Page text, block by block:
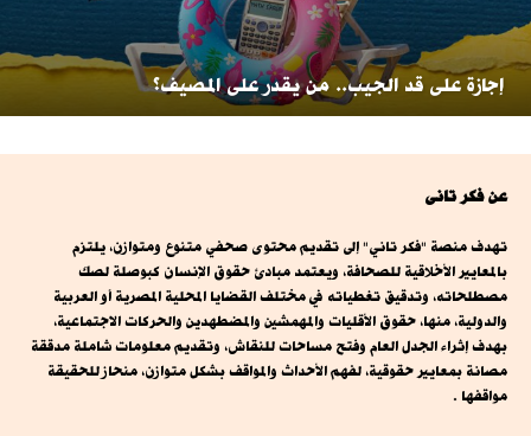
إجازة على قد الجيب.. من يقدر على المصيف؟
عن فكر تانى
تهدف منصة "فكر تاني" إلى تقديم محتوى صحفي متنوع ومتوازن، يلتزم
بالمعايير الأخلاقية للصحافة، ويعتمد مبادئ حقوق الإنسان كبوصلة لصك
مصطلحاته، وتدقيق تغطياته في مختلف القضايا المحلية المصرية أو العربية
والدولية، منها، حقوق الأقليات والمهمشين والمضطهدين والحركات الاجتماعية،
بهدف إثراء الجدل العام وفتح مساحات للنقاش، وتقديم معلومات شاملة مدققة
مصانة بمعايير حقوقية، لفهم الأحداث والمواقف بشكل متوازن، منحاز للحقيقة
مواقفها .